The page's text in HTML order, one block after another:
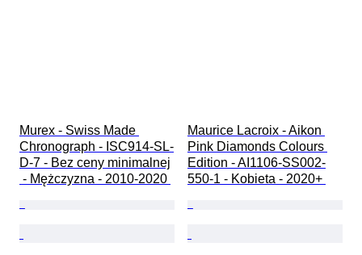
Murex - Swiss Made
Chronograph - ISC914-SL-
D-7 - Bez ceny minimalnej
- Mężczyzna - 2010-2020
Maurice Lacroix - Aikon
Pink Diamonds Colours
Edition - AI1106-SS002-
550-1 - Kobieta - 2020+